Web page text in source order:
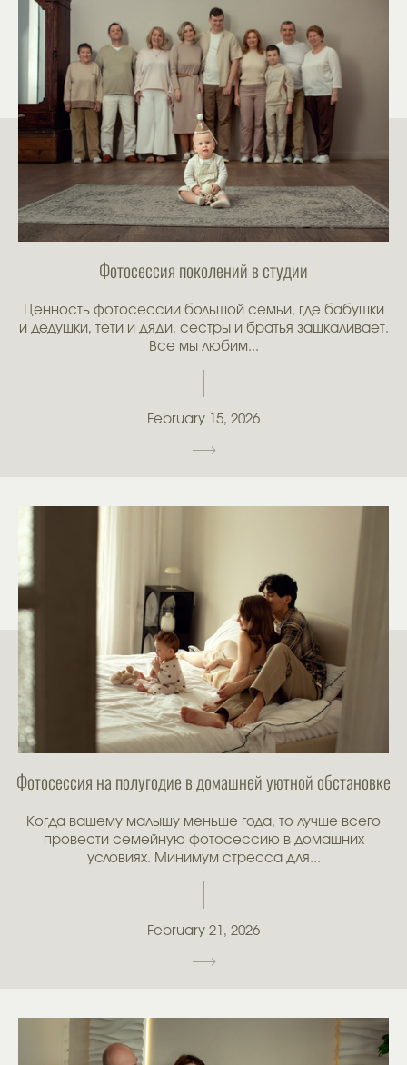
Фотосессия поколений в студии
Ценность фотосессии большой семьи, где бабушки
и дедушки, тети и дяди, сестры и братья зашкаливает.
Все мы любим...
February 15, 2026
Фотосессия на полугодие в домашней уютной обстановке
Когда вашему малышу меньше года, то лучше всего
провести семейную фотосессию в домашних
условиях. Минимум стресса для...
February 21, 2026